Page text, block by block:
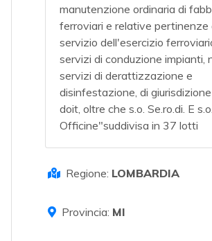
manutenzione ordinaria di
ferroviari e relative pertinenze
servizio dell'esercizio
servizi di conduzione impianti,
servizi di derattizzazione e
disinfestazione, di
doit, oltre che s.o. Se.ro.di. E s.o.
Officine"suddivisa in 37 lotti
Regione: LOMBARDIA
Provincia: MI